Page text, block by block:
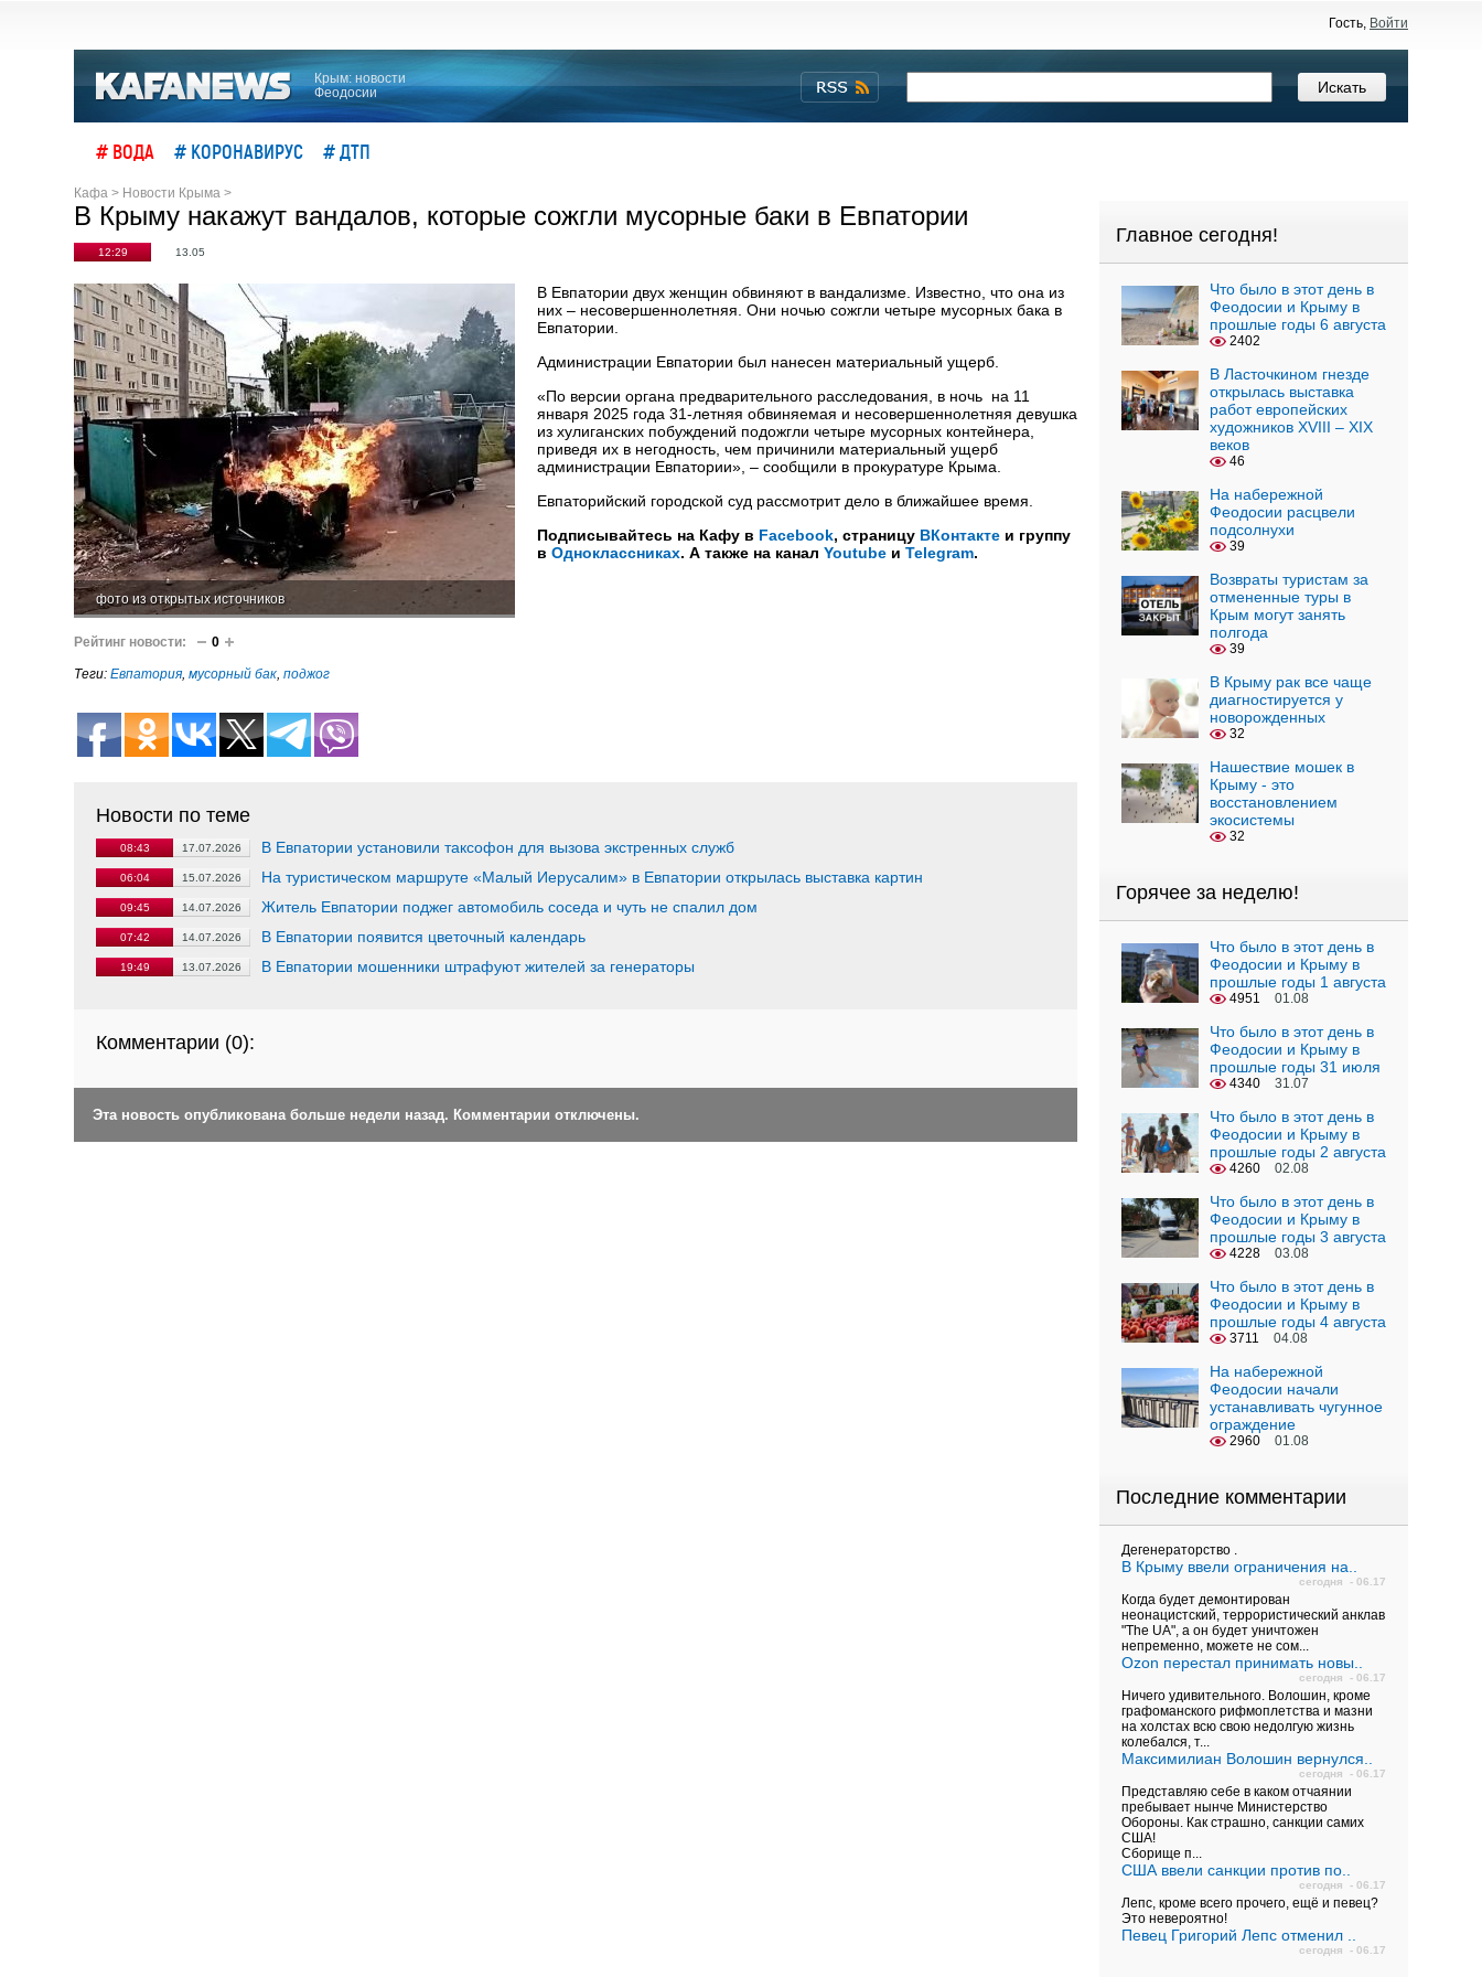
Гость, Войти
Крым: новости
Феодосии
# ВОДА # КОРОНАВИРУС # ДТП
Кафа > Новости Крыма >
В Крыму накажут вандалов, которые сожгли мусорные баки в Евпатории
12:29 13.05
фото из открытых источников
В Евпатории двух женщин обвиняют в вандализме. Известно, что она из
них – несовершеннолетняя. Они ночью сожгли четыре мусорных бака в
Евпатории.
Администрации Евпатории был нанесен материальный ущерб.
«По версии органа предварительного расследования, в ночь на 11
января 2025 года 31-летняя обвиняемая и несовершеннолетняя девушка
из хулиганских побуждений подожгли четыре мусорных контейнера,
приведя их в негодность, чем причинили материальный ущерб
администрации Евпатории», – сообщили в прокуратуре Крыма.
Евпаторийский городской суд рассмотрит дело в ближайшее время.
Подписывайтесь на Кафу в Facebook, страницу ВКонтакте и группу
в Одноклассниках. А также на канал Youtube и Telegram.
Рейтинг новости: 0
Теги: Евпатория, мусорный бак, поджог
Новости по теме
08:43 17.07.2026 В Евпатории установили таксофон для вызова экстренных служб
06:04 15.07.2026 На туристическом маршруте «Малый Иерусалим» в Евпатории открылась выставка картин
09:45 14.07.2026 Житель Евпатории поджег автомобиль соседа и чуть не спалил дом
07:42 14.07.2026 В Евпатории появится цветочный календарь
19:49 13.07.2026 В Евпатории мошенники штрафуют жителей за генераторы
Комментарии (0):
Эта новость опубликована больше недели назад. Комментарии отключены.
Главное сегодня!
Что было в этот день в
Феодосии и Крыму в
прошлые годы 6 августа
2402
В Ласточкином гнезде
открылась выставка
работ европейских
художников XVIII – XIX
веков
46
На набережной
Феодосии расцвели
подсолнухи
39
Возвраты туристам за
отмененные туры в
Крым могут занять
полгода
39
В Крыму рак все чаще
диагностируется у
новорожденных
32
Нашествие мошек в
Крыму - это
восстановлением
экосистемы
32
Горячее за неделю!
Что было в этот день в
Феодосии и Крыму в
прошлые годы 1 августа
4951 01.08
Что было в этот день в
Феодосии и Крыму в
прошлые годы 31 июля
4340 31.07
Что было в этот день в
Феодосии и Крыму в
прошлые годы 2 августа
4260 02.08
Что было в этот день в
Феодосии и Крыму в
прошлые годы 3 августа
4228 03.08
Что было в этот день в
Феодосии и Крыму в
прошлые годы 4 августа
3711 04.08
На набережной
Феодосии начали
устанавливать чугунное
ограждение
2960 01.08
Последние комментарии
Дегенераторство .
В Крыму ввели ограничения на..
сегодня - 06.17
Когда будет демонтирован
неонацистский, террористический анклав
"The UA", а он будет уничтожен
непременно, можете не сом...
Ozon перестал принимать новы..
сегодня - 06.17
Ничего удивительного. Волошин, кроме
графоманского рифмоплетства и мазни
на холстах всю свою недолгую жизнь
колебался, т...
Максимилиан Волошин вернулся..
сегодня - 06.17
Представляю себе в каком отчаянии
пребывает нынче Министерство
Обороны. Как страшно, санкции самих
США!
Сборище п...
США ввели санкции против по..
сегодня - 06.17
Лепс, кроме всего прочего, ещё и певец?
Это невероятно!
Певец Григорий Лепс отменил ..
сегодня - 06.17